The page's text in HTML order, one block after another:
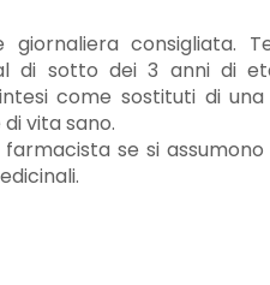
giornaliera consigliata.
di sotto dei 3 anni di
come sostituti di
vita sano.
se si